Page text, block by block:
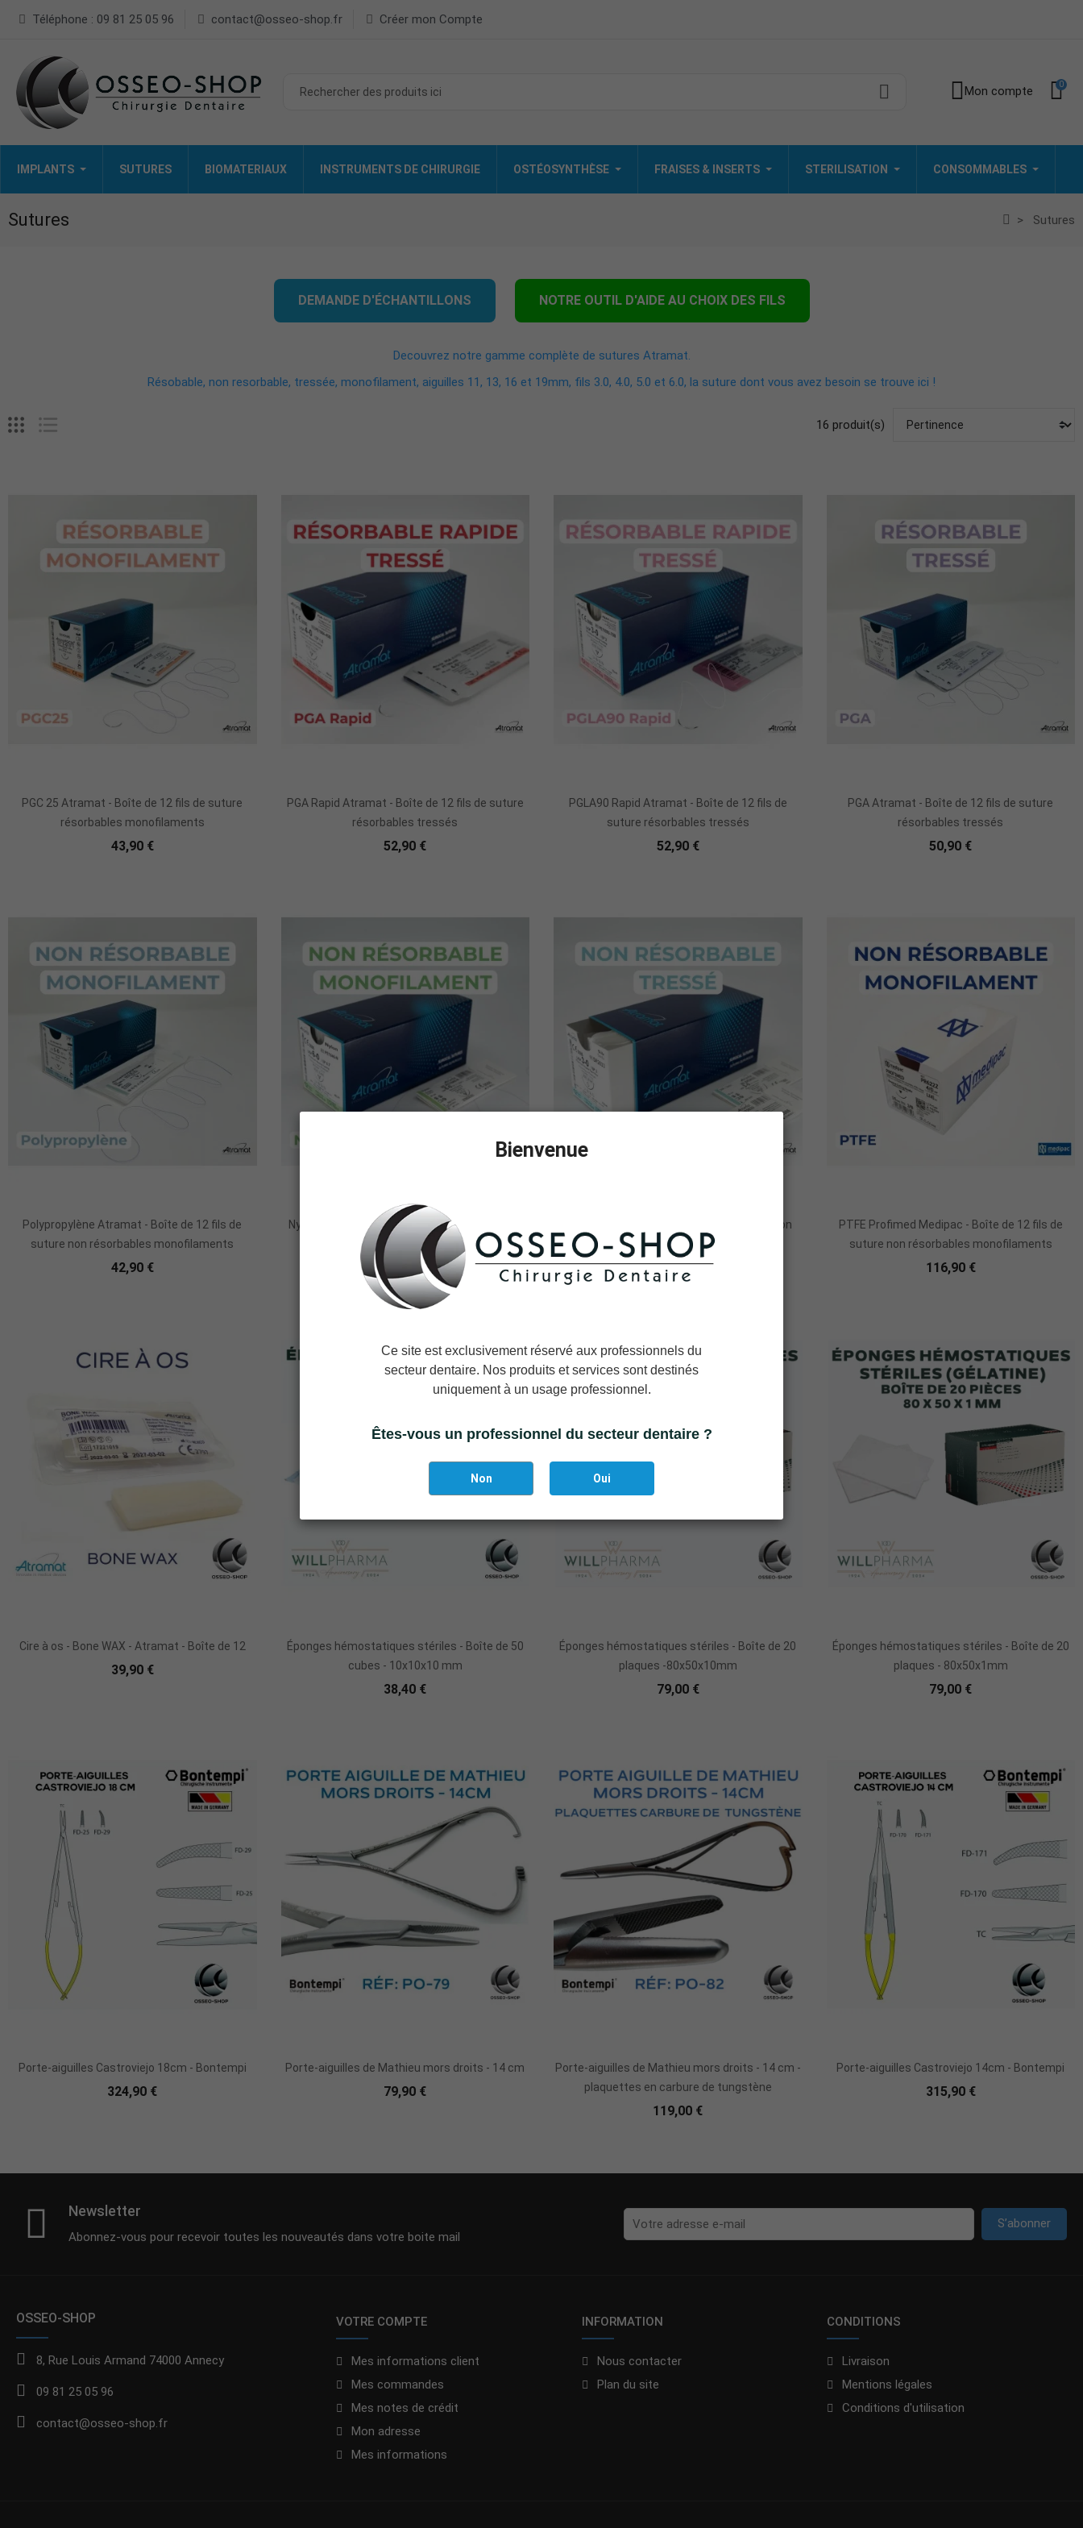
Téléphone : 09 81 25 05 96 contact@osseo-shop.fr Créer mon Compte
Mon compte 0
IMPLANTS SUTURES BIOMATERIAUX INSTRUMENTS DE CHIRURGIE OSTÉOSYNTHÈSE FRAISES & INSERTS STERILISATION CONSOMMABLES
Sutures Sutures
DEMANDE D'ÉCHANTILLONS NOTRE OUTIL D'AIDE AU CHOIX DES FILS
Decouvrez notre gamme complète de sutures Atramat.
Résobable, non resorbable, tressée, monofilament, aiguilles 11, 13, 16 et 19mm, fils 3.0, 4.0, 5.0 et 6.0, la suture dont vous avez besoin se trouve ici !
16 produit(s)
PGC 25 Atramat - Boîte de 12 fils de suture
résorbables monofilaments
43,90 €
PGA Rapid Atramat - Boîte de 12 fils de suture
résorbables tressés
52,90 €
PGLA90 Rapid Atramat - Boîte de 12 fils de
suture résorbables tressés
52,90 €
PGA Atramat - Boîte de 12 fils de suture
résorbables tressés
50,90 €
Polypropylène Atramat - Boîte de 12 fils de
suture non résorbables monofilaments
42,90 €
Nylon Atramat - Boîte de 12 fils de suture non
résorbables monofilaments
32,90 €
Soie Atramat - Boîte de 12 fils de suture non
résorbables tressés
18,90 €
PTFE Profimed Medipac - Boîte de 12 fils de
suture non résorbables monofilaments
116,90 €
Cire à os - Bone WAX - Atramat - Boîte de 12
39,90 €
Éponges hémostatiques stériles - Boîte de 50
cubes - 10x10x10 mm
38,40 €
Éponges hémostatiques stériles - Boîte de 20
plaques -80x50x10mm
79,00 €
Éponges hémostatiques stériles - Boîte de 20
plaques - 80x50x1mm
79,00 €
Porte-aiguilles Castroviejo 18cm - Bontempi
324,90 €
Porte-aiguilles de Mathieu mors droits - 14 cm
79,90 €
Porte-aiguilles de Mathieu mors droits - 14 cm -
plaquettes en carbure de tungstène
119,00 €
Porte-aiguilles Castroviejo 14cm - Bontempi
315,90 €
Bienvenue
Ce site est exclusivement réservé aux professionnels du
secteur dentaire. Nos produits et services sont destinés
uniquement à un usage professionnel.
Êtes-vous un professionnel du secteur dentaire ?
Non Oui
Newsletter
Abonnez-vous pour recevoir toutes les nouveautés dans votre boite mail
S’abonner
OSSEO-SHOP
8, Rue Louis Armand 74000 Annecy
09 81 25 05 96
contact@osseo-shop.fr
VOTRE COMPTE
Mes informations client
Mes commandes
Mes notes de crédit
Mon adresse
Mes informations
INFORMATION
Nous contacter
Plan du site
CONDITIONS
Livraison
Mentions légales
Conditions d'utilisation